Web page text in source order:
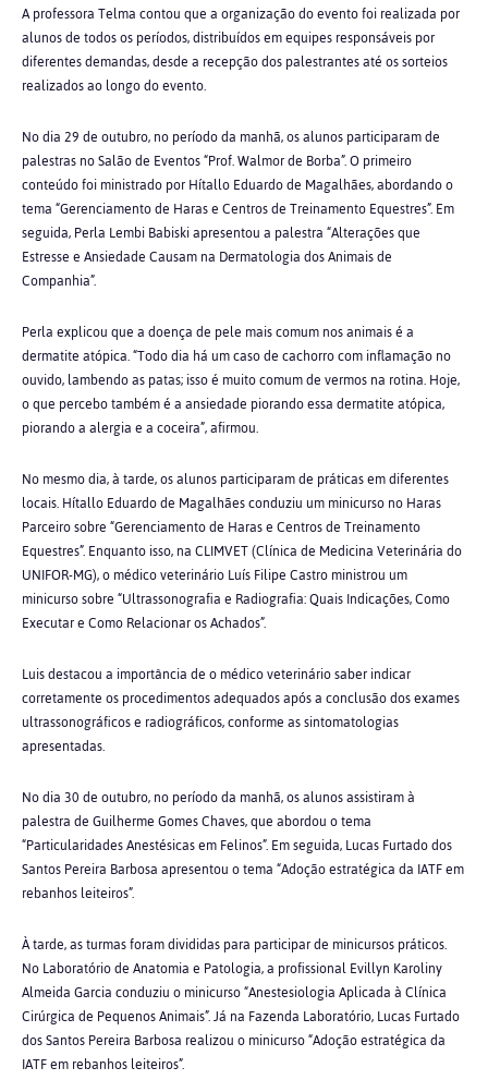
A professora Telma contou que a organização do evento foi realizada por
alunos de todos os períodos, distribuídos em equipes responsáveis por
diferentes demandas, desde a recepção dos palestrantes até os sorteios
realizados ao longo do evento.
No dia 29 de outubro, no período da manhã, os alunos participaram de
palestras no Salão de Eventos “Prof. Walmor de Borba”. O primeiro
conteúdo foi ministrado por Hítallo Eduardo de Magalhães, abordando o
tema “Gerenciamento de Haras e Centros de Treinamento Equestres”. Em
seguida, Perla Lembi Babiski apresentou a palestra “Alterações que
Estresse e Ansiedade Causam na Dermatologia dos Animais de
Companhia”.
Perla explicou que a doença de pele mais comum nos animais é a
dermatite atópica. “Todo dia há um caso de cachorro com inflamação no
ouvido, lambendo as patas; isso é muito comum de vermos na rotina. Hoje,
o que percebo também é a ansiedade piorando essa dermatite atópica,
piorando a alergia e a coceira”, afirmou.
No mesmo dia, à tarde, os alunos participaram de práticas em diferentes
locais. Hítallo Eduardo de Magalhães conduziu um minicurso no Haras
Parceiro sobre “Gerenciamento de Haras e Centros de Treinamento
Equestres”. Enquanto isso, na CLIMVET (Clínica de Medicina Veterinária do
UNIFOR-MG), o médico veterinário Luís Filipe Castro ministrou um
minicurso sobre “Ultrassonografia e Radiografia: Quais Indicações, Como
Executar e Como Relacionar os Achados”.
Luis destacou a importância de o médico veterinário saber indicar
corretamente os procedimentos adequados após a conclusão dos exames
ultrassonográficos e radiográficos, conforme as sintomatologias
apresentadas.
No dia 30 de outubro, no período da manhã, os alunos assistiram à
palestra de Guilherme Gomes Chaves, que abordou o tema
“Particularidades Anestésicas em Felinos”. Em seguida, Lucas Furtado dos
Santos Pereira Barbosa apresentou o tema “Adoção estratégica da IATF em
rebanhos leiteiros”.
À tarde, as turmas foram divididas para participar de minicursos práticos.
No Laboratório de Anatomia e Patologia, a profissional Evillyn Karoliny
Almeida Garcia conduziu o minicurso “Anestesiologia Aplicada à Clínica
Cirúrgica de Pequenos Animais”. Já na Fazenda Laboratório, Lucas Furtado
dos Santos Pereira Barbosa realizou o minicurso “Adoção estratégica da
IATF em rebanhos leiteiros”.